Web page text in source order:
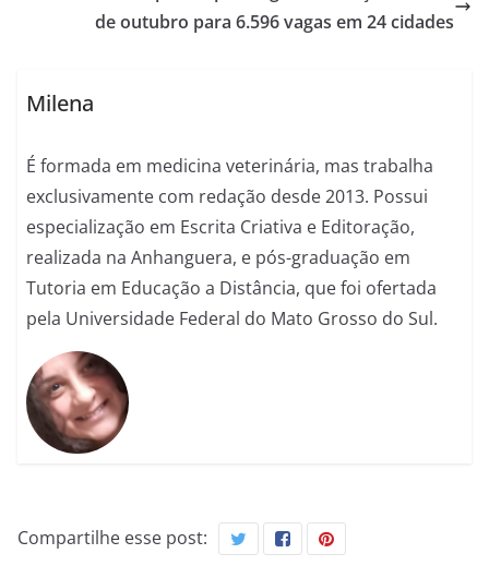
de outubro para 6.596 vagas em 24 cidades
Milena
É formada em medicina veterinária, mas trabalha
exclusivamente com redação desde 2013. Possui
especialização em Escrita Criativa e Editoração,
realizada na Anhanguera, e pós-graduação em
Tutoria em Educação a Distância, que foi ofertada
pela Universidade Federal do Mato Grosso do Sul.
Compartilhe esse post: